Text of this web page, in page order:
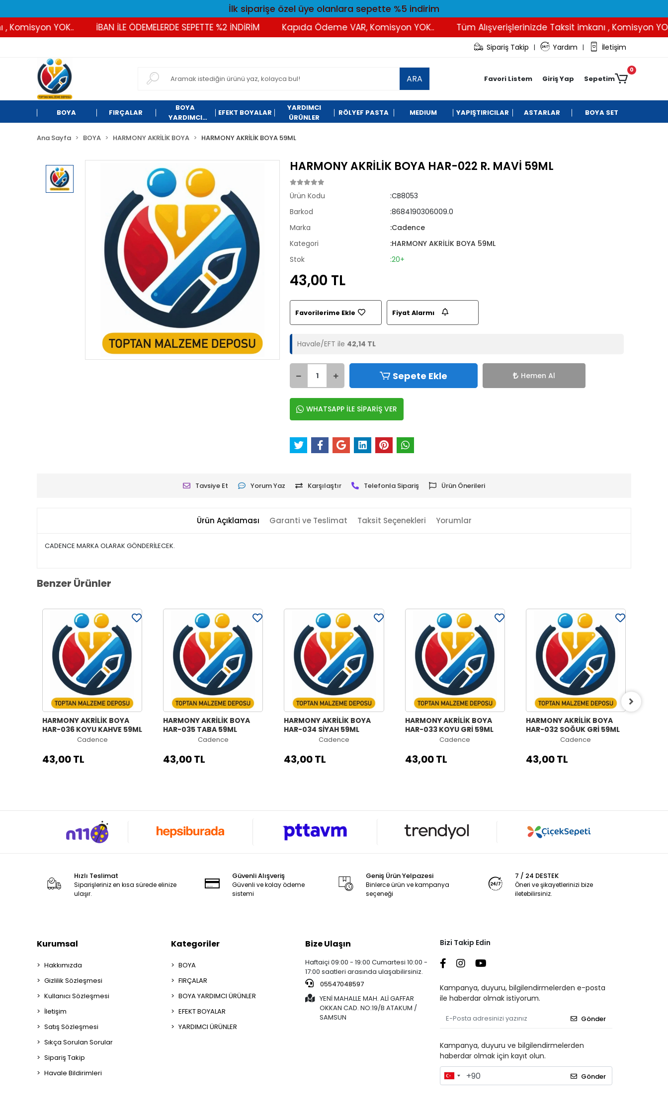
İlk siparişe özel üye olanlara sepette %5 indirim
YOK.. İBAN İLE ÖDEMELERDE SEPETTE %2 İNDİRİM Kapıda Ödeme VAR, Komisyon YOK.. Tüm Alışverişlerinizde Taksit imkanı , Komisyon YOK..
Sipariş Takip | Yardım | İletişim
ARA Favori Listem Giriş Yap Sepetim
0
BOYA FIRÇALAR
BOYA
YARDIMCI
EFEKT BOYALAR
YARDIMCI
ÜRÜNLER
RÖLYEF PASTA MEDIUM YAPIŞTIRICILAR ASTARLAR BOYA SET
Ana Sayfa BOYA HARMONY AKRİLİK BOYA HARMONY AKRİLİK BOYA 59ML
HARMONY AKRİLİK BOYA HAR-022 R. MAVİ 59ML
Ürün Kodu
:CB8053
Barkod
:8684190306009.0
Marka
:Cadence
Kategori
:HARMONY AKRİLİK BOYA 59ML
Stok
:20+
43,00 TL
Favorilerime Ekle Fiyat Alarmı
Havale/EFT ile 42,14 TL
Sepete Ekle Hemen Al
WHATSAPP İLE SİPARİŞ VER
Tavsiye Et Yorum Yaz Karşılaştır Telefonla Sipariş Ürün Önerileri
Ürün Açıklaması Garanti ve Teslimat Taksit Seçenekleri Yorumlar
CADENCE MARKA OLARAK GÖNDERİLECEK.
Benzer Ürünler
HARMONY AKRİLİK BOYA
HAR-036 KOYU KAHVE 59ML
Cadence
43,00 TL
HARMONY AKRİLİK BOYA
HAR-035 TABA 59ML
Cadence
43,00 TL
HARMONY AKRİLİK BOYA
HAR-034 SİYAH 59ML
Cadence
43,00 TL
HARMONY AKRİLİK BOYA
HAR-033 KOYU GRİ 59ML
Cadence
43,00 TL
HARMONY AKRİLİK BOYA
HAR-032 SOĞUK GRİ 59ML
Cadence
43,00 TL
Hızlı Teslimat
Siparişleriniz en kısa sürede elinize
ulaşır.
Güvenli Alışveriş
Güvenli ve kolay ödeme
sistemi
Geniş Ürün Yelpazesi
Binlerce ürün ve kampanya
seçeneği
7 / 24 DESTEK
Öneri ve şikayetlerinizi bize
iletebilirsiniz.
Kurumsal
Hakkımızda
Gizlilik Sözleşmesi
Kullanıcı Sözleşmesi
İletişim
Satış Sözleşmesi
Sıkça Sorulan Sorular
Sipariş Takip
Havale Bildirimleri
Kategoriler
BOYA
FIRÇALAR
BOYA YARDIMCI ÜRÜNLER
EFEKT BOYALAR
YARDIMCI ÜRÜNLER
Bize Ulaşın
Haftaiçi 09:00 - 19:00 Cumartesi 10:00 -
17:00 saatleri arasında ulaşabilirsiniz.
05547048597
YENİ MAHALLE MAH. ALİ GAFFAR
OKKAN CAD. NO:19/B ATAKUM /
SAMSUN
Bizi Takip Edin
Kampanya, duyuru, bilgilendirmelerden e-posta
ile haberdar olmak istiyorum.
Gönder
Kampanya, duyuru ve bilgilendirmelerden
haberdar olmak için kayıt olun.
Gönder